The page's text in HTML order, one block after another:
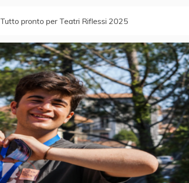
Tutto pronto per Teatri Riflessi 2025